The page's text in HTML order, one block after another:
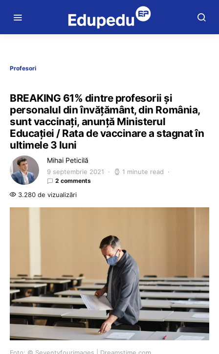
Profesori
BREAKING 61% dintre profesorii și
personalul din învățământ, din România,
sunt vaccinați, anunță Ministerul
Educației / Rata de vaccinare a stagnat în
ultimele 3 luni
Mihai Peticilă
9 septembrie 2021 1 minute read
2 comments
3.280 de vizualizări